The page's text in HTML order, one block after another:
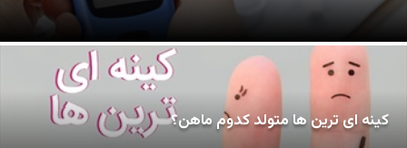
کینه ای ترین ها متولد کدوم ماهن؟